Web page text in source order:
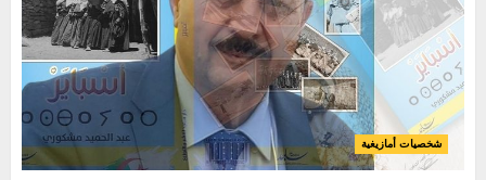
شخصيات أمازيغية